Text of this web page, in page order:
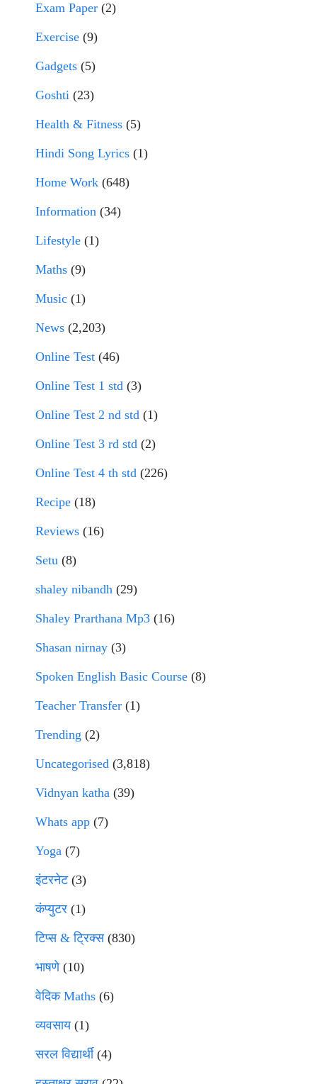
Exam Paper (2)
Exercise (9)
Gadgets (5)
Goshti (23)
Health & Fitness (5)
Hindi Song Lyrics (1)
Home Work (648)
Information (34)
Lifestyle (1)
Maths (9)
Music (1)
News (2,203)
Online Test (46)
Online Test 1 std (3)
Online Test 2 nd std (1)
Online Test 3 rd std (2)
Online Test 4 th std (226)
Recipe (18)
Reviews (16)
Setu (8)
shaley nibandh (29)
Shaley Prarthana Mp3 (16)
Shasan nirnay (3)
Spoken English Basic Course (8)
Teacher Transfer (1)
Trending (2)
Uncategorised (3,818)
Vidnyan katha (39)
Whats app (7)
Yoga (7)
इंटरनेट(3)
कंप्युटर (1)
टिप्स & ट्रिक्स(830)
भाषणे(10)
वेदिक Maths (6)
व्यवसाय(1)
सरल विद्यार्थी(4)